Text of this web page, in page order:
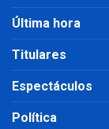
Última hora
Titulares
Espectáculos
Política